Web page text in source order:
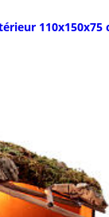
110x150x75